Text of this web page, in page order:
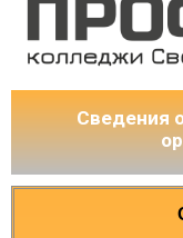
Сведения